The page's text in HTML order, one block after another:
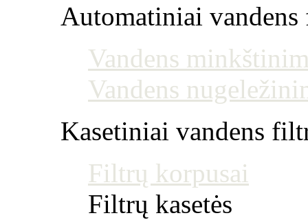
Automatiniai
Vandens
Vandens
Kasetiniai vandens
Filtrų korpusai
Filtrų kasetės